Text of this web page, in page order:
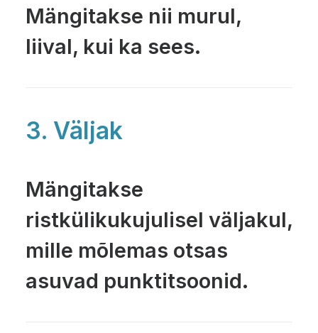
Mängitakse nii murul,
liival, kui ka sees.
3. Väljak
Mängitakse
ristkülikukujulisel väljakul,
mille mõlemas otsas
asuvad punktitsoonid.